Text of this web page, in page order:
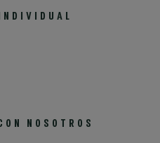
NOSOTROS